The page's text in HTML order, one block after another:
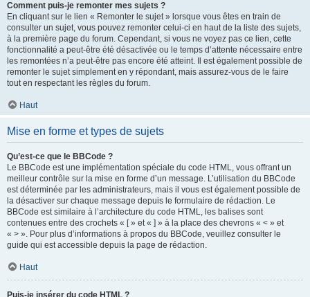
Comment puis-je remonter mes sujets ?
En cliquant sur le lien « Remonter le sujet » lorsque vous êtes en train de
consulter un sujet, vous pouvez remonter celui-ci en haut de la liste des sujets,
à la première page du forum. Cependant, si vous ne voyez pas ce lien, cette
fonctionnalité a peut-être été désactivée ou le temps d’attente nécessaire entre
les remontées n’a peut-être pas encore été atteint. Il est également possible de
remonter le sujet simplement en y répondant, mais assurez-vous de le faire
tout en respectant les règles du forum.
Haut
Mise en forme et types de sujets
Qu’est-ce que le BBCode ?
Le BBCode est une implémentation spéciale du code HTML, vous offrant un
meilleur contrôle sur la mise en forme d’un message. L’utilisation du BBCode
est déterminée par les administrateurs, mais il vous est également possible de
la désactiver sur chaque message depuis le formulaire de rédaction. Le
BBCode est similaire à l’architecture du code HTML, les balises sont
contenues entre des crochets « [ » et « ] » à la place des chevrons « < » et
« > ». Pour plus d’informations à propos du BBCode, veuillez consulter le
guide qui est accessible depuis la page de rédaction.
Haut